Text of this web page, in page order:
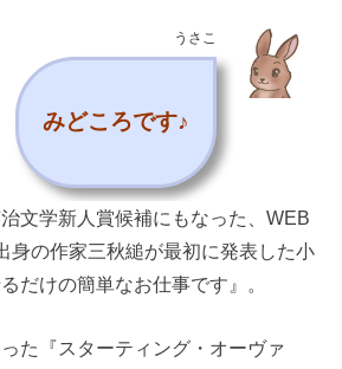
うさこ
みどころです♪
治文学新人賞候補にもなった、WEB
身の作家三秋縋が最初に発表した小
だけの簡単なお仕事です』。
た『スターティング・オーヴァ